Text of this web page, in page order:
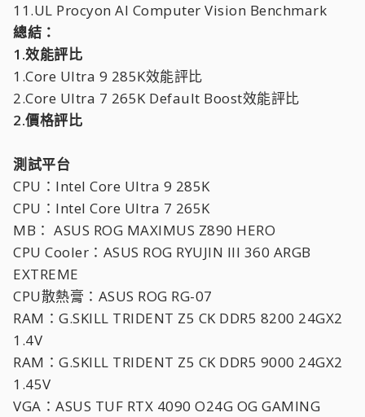
11.UL Procyon AI Computer Vision Benchmark
總結：
1.效能評比
1.Core Ultra 9 285K效能評比
2.Core Ultra 7 265K Default Boost效能評比
2.價格評比
測試平台
CPU：Intel Core Ultra 9 285K
CPU：Intel Core Ultra 7 265K
MB： ASUS ROG MAXIMUS Z890 HERO
CPU Cooler：ASUS ROG RYUJIN III 360 ARGB
EXTREME
CPU散熱膏：ASUS ROG RG-07
RAM：G.SKILL TRIDENT Z5 CK DDR5 8200 24GX2
1.4V
RAM：G.SKILL TRIDENT Z5 CK DDR5 9000 24GX2
1.45V
VGA：ASUS TUF RTX 4090 O24G OG GAMING